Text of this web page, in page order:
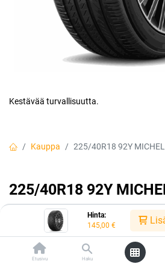
Hinta:
145,00 €
Etusivu Haku
Kestävää turvallisuutta.
Kauppa 225/40R18 92Y
225/40R18 92Y
5 XL
Luotettava rengasvalintasi
erinomaisen turvallisuuden ja
matkustajasi voitte matkata turvallisin